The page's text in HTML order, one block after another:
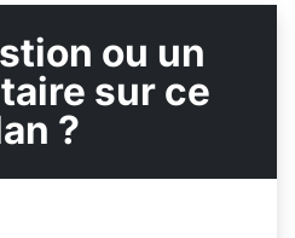
ou un
sur ce
?